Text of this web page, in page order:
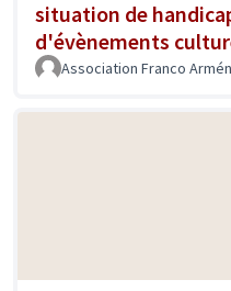
situation de
d'évènements
Association Franco